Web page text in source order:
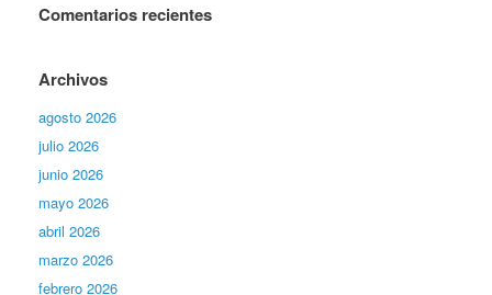
Comentarios recientes
Archivos
agosto 2026
julio 2026
junio 2026
mayo 2026
abril 2026
marzo 2026
febrero 2026